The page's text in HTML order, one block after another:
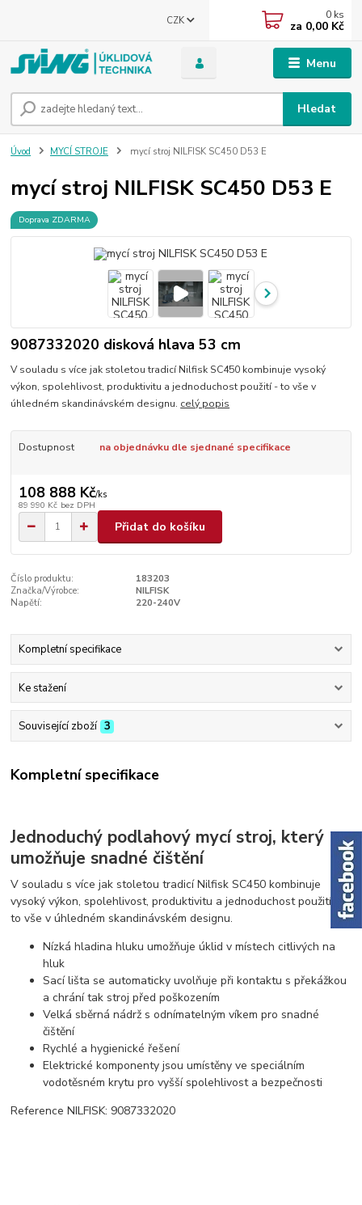
Menu
CZK
Hledat
0 ks
za 0,00 Kč
Úvod MYCÍ STROJE mycí stroj NILFISK SC450 D53 E
mycí stroj NILFISK SC450 D53 E
Doprava ZDARMA
9087332020 disková hlava 53 cm
V souladu s více jak stoletou tradicí Nilfisk SC450 kombinuje vysoký
výkon, spolehlivost, produktivitu a jednoduchost použití - to vše v
úhledném skandinávském designu. celý popis
Dostupnost na objednávku dle sjednané specifikace
108 888 Kč/ks
89 990 Kč bez DPH
Přidat do košíku
Číslo produktu:
183203
Značka/Výrobce:
NILFISK
Napětí:
220-240V
Kompletní specifikace
Ke stažení
Související zboží 3
Kompletní specifikace
Jednoduchý podlahový mycí stroj, který
umožňuje snadné čištění
V souladu s více jak stoletou tradicí Nilfisk SC450 kombinuje
vysoký výkon, spolehlivost, produktivitu a jednoduchost použití -
to vše v úhledném skandinávském designu.
Nízká hladina hluku umožňuje úklid v místech citlivých na
hluk
Sací lišta se automaticky uvolňuje při kontaktu s překážkou
a chrání tak stroj před poškozením
Velká sběrná nádrž s odnímatelným víkem pro snadné
čištění
Rychlé a hygienické řešení
Elektrické komponenty jsou umístěny ve speciálním
vodotěsném krytu pro vyšší spolehlivost a bezpečnosti
Reference NILFISK: 9087332020